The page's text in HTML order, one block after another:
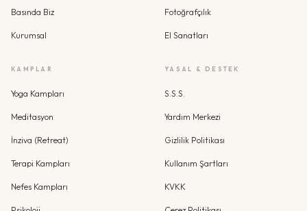
Basında Biz
Kurumsal
Fotoğrafçılık
El Sanatları
KAMPLAR
Yoga Kampları
Meditasyon
İnziva (Retreat)
Terapi Kampları
Nefes Kampları
YASAL & DESTEK
S.S.S.
Yardım Merkezi
Gizlilik Politikası
Kullanım Şartları
KVKK